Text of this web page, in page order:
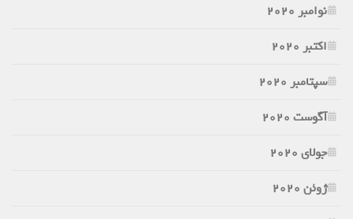
نوامبر 2020
اکتبر 2020
سپتامبر 2020
آگوست 2020
جولای 2020
ژوئن 2020